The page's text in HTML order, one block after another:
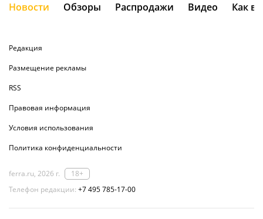
Новости Обзоры Распродажи Видео Как
Редакция
Размещение рекламы
RSS
Правовая информация
Условия использования
Политика конфиденциальности
ferra.ru, 2026 г.
18+
Телефон редакции: +7 495 785-17-00